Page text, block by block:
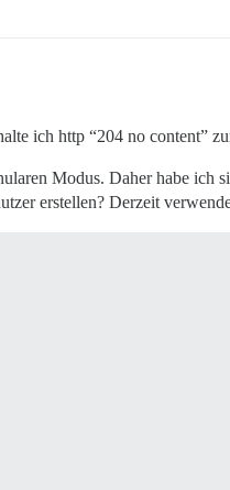
ich http “204 no content”
Modus. Daher habe ich
erstellen? Derzeit